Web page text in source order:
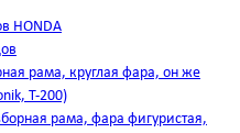
HONDA
рама, круглая фара, он же
T-200)
рама, фара фигуристая,